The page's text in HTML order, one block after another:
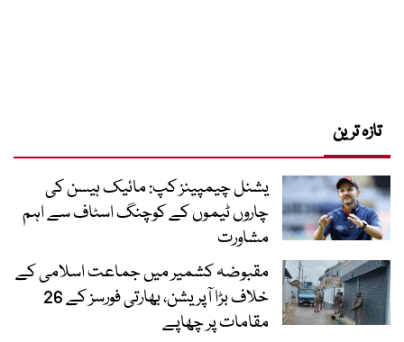
تازہ ترین
یشنل چیمپینز کپ: مائیک ہیسن کی
چاروں ٹیموں کے کوچنگ اسٹاف سے اہم
مشاورت
مقبوضہ کشمیر میں جماعت اسلامی کے
خلاف بڑا آپریشن، بھارتی فورسز کے 26
مقامات پر چھاپے